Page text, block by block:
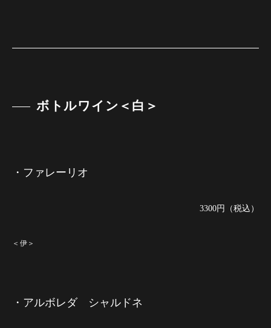
ボトルワイン＜白＞
・ファレーリオ
3300円（税込）
＜伊＞
・アルボレダ シャルドネ